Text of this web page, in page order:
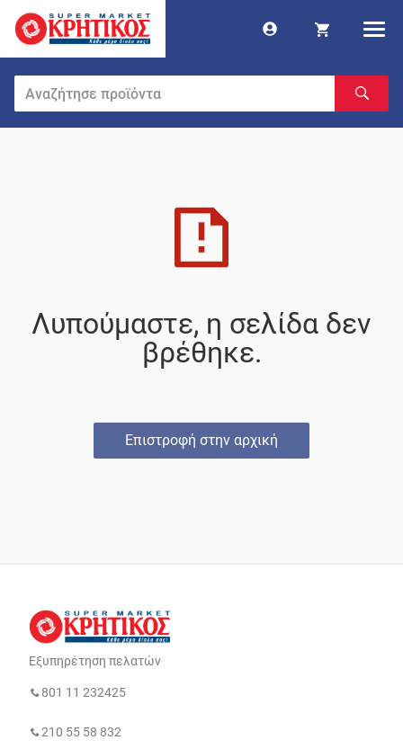
Λυπούμαστε, η σελίδα δεν
βρέθηκε.
Επιστροφή στην αρχική
Εξυπηρέτηση πελατών
801 11 232425
210 55 58 832